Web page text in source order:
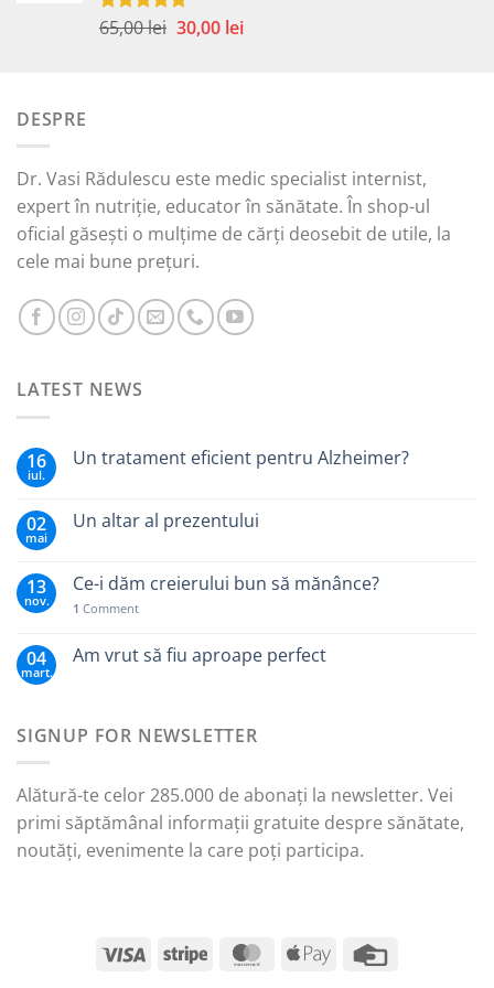
Evaluat la
65,00lei Prețul
30,00 leiPrețul
DESPRE
Dr. Vasi Rădulescu este medic specialist internist,
expert în nutriție, educator în sănătate. În shop-ul
oficial găsești o mulțime de cărți deosebit de utile, la
cele mai bune prețuri.
LATEST NEWS
16
iul.
Un tratament eficient pentru Alzheimer?
02
mai
Un altar al prezentului
13
nov.
Ce-i dăm creierului bun să mănânce?
1 Comment
04
mart.
Am vrut să fiu aproape perfect
SIGNUP FOR NEWSLETTER
Alătură-te celor 285.000 de abonați la newsletter. Vei
primi săptămânal informații gratuite despre sănătate,
noutăți, evenimente la care poți participa.